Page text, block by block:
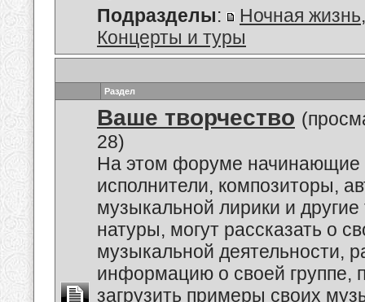
Подразделы: Ночная жизнь
Концерты и туры
Раздел
Ваше творчество
28)
На этом форуме начинающие
исполнители, композиторы,
музыкальной лирики и другие
натуры, могут рассказать о
музыкальной деятельности,
информацию о своей группе,
загрузить примеры своих